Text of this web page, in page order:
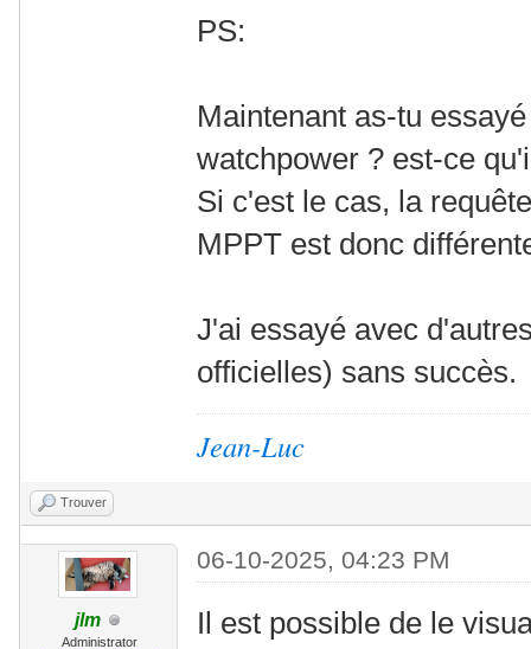
PS:
Maintenant as-tu
watchpower ? est-ce
Si c'est le cas, la
MPPT est donc
J'ai essayé avec
officielles) sans succès.
Jean-Luc
Trouver
jlm
Administrator
06-10-2025, 04:23 PM
Il est possible de le